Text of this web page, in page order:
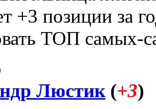
+3 позиции за
ТОП самых-
Люстик(+3)